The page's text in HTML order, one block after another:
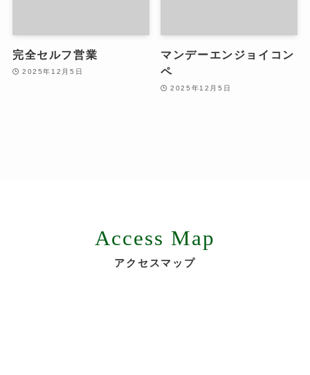
完全セルフ営業
2025年12月5日
マンデーエンジョイコン
ペ
2025年12月5日
Access Map
アクセスマップ